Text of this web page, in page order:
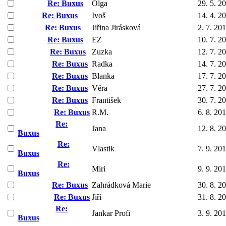
Re: Buxus
Olga
29. 5.
Re: Buxus
Ivoš
14. 4.
Re: Buxus
Jiřina Jirásková
2. 7.
Re: Buxus
EZ
10. 7.
Re: Buxus
Zuzka
12. 7.
Re: Buxus Radka
14. 7.
Re: Buxus Blanka
17. 7.
Re: Buxus Věra
27. 7.
Re: Buxus František
30. 7.
Re: Buxus R.M.
6. 8.
Re:
Buxus
Jana
12. 8.
Re:
Buxus
Vlastik
7. 9.
Re:
Buxus
Miri
9. 9.
Re: Buxus Zahrádková Marie
30. 8.
Re: Buxus Jiří
31. 8.
Re:
Buxus
Jankar Profi
3. 9.